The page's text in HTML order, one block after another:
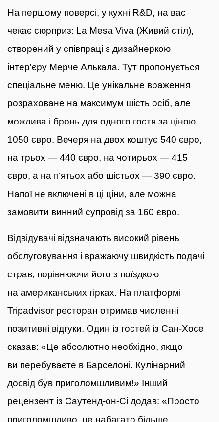
На першому поверсі, у кухні R&D, на вас
чекає сюрприз: La Mesa Viva (Живий стіл),
створений у співпраці з дизайнеркою
інтер'єру Мерче Алькала. Тут пропонується
спеціальне меню. Це унікальне враження
розраховане на максимум шість осіб, але
можлива і бронь для одного гостя за ціною
1050 євро. Вечеря на двох коштує 540 євро,
на трьох — 440 євро, на чотирьох — 415
євро, а на п’ятьох або шістьох — 390 євро.
Напої не включені в ці ціни, але можна
замовити винний супровід за 160 євро.
Відвідувачі відзначають високий рівень
обслуговування і вражаючу швидкість подачі
страв, порівнюючи його з поїздкою
на американських гірках. На платформі
Tripadvisor ресторан отримав численні
позитивні відгуки. Один із гостей із Сан-Хосе
сказав: «Це абсолютно необхідно, якщо
ви перебуваєте в Барселоні. Кулінарний
досвід був приголомшливим!» Інший
рецензент із Саутенд-он-Сі додав: «Просто
приголомшливо, це набагато більше